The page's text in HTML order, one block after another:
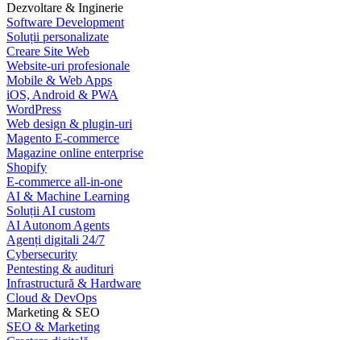
Dezvoltare & Inginerie
Software Development
Soluții personalizate
Creare Site Web
Website-uri profesionale
Mobile & Web Apps
iOS, Android & PWA
WordPress
Web design & plugin-uri
Magento E-commerce
Magazine online enterprise
Shopify
E-commerce all-in-one
AI & Machine Learning
Soluții AI custom
AI Autonom Agents
Agenți digitali 24/7
Cybersecurity
Pentesting & audituri
Infrastructură & Hardware
Cloud & DevOps
Marketing & SEO
SEO & Marketing